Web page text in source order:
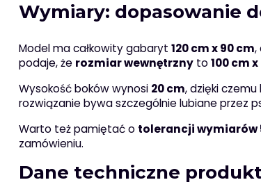
Wymiary: dopasowanie
Model ma całkowity gabaryt 120 cm x 90 cm,
podaje, że rozmiar wewnętrznyto100 cm
Wysokość boków wynosi 20 cm, dzięki
rozwiązanie bywa szczególnie lubiane przez
Warto też pamiętać o tolerancji wymiarów
zamówieniu.
Dane techniczne